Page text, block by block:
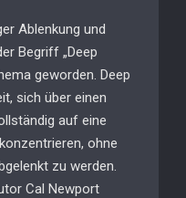
Ablenkung und
Begriff „Deep
geworden. Deep
sich über einen
auf eine
ohne
zu werden.
Cal Newport